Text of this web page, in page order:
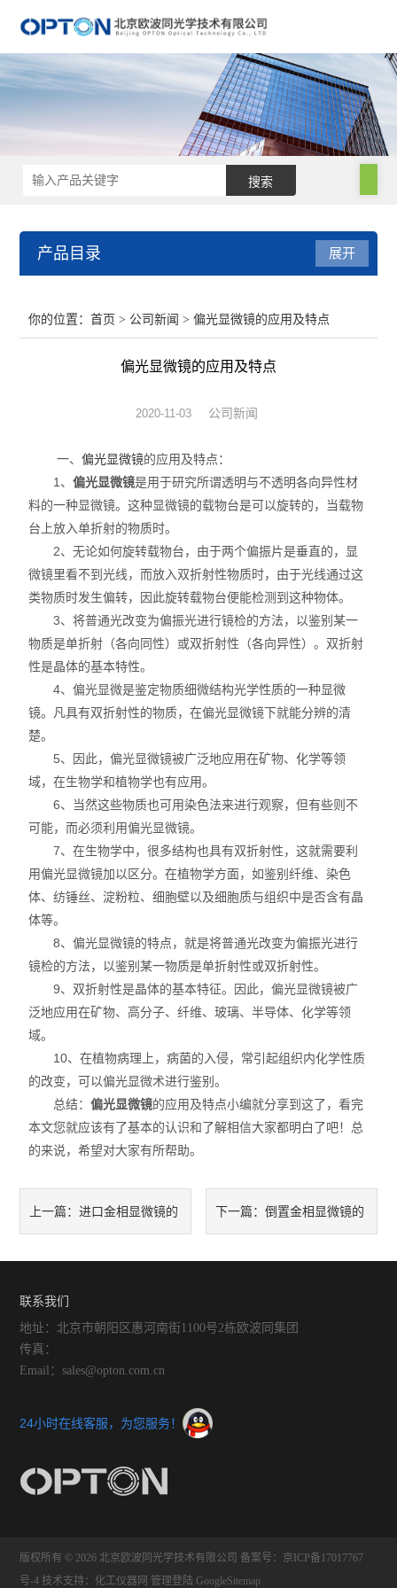
产品目录 展开
你的位置：首页 > 公司新闻 > 偏光显微镜的应用及特点
偏光显微镜的应用及特点
2020-11-03 公司新闻
一、偏光显微镜的应用及特点：
1、偏光显微镜是用于研究所谓透明与不透明各向异性材
料的一种显微镜。这种显微镜的载物台是可以旋转的，当载物
台上放入单折射的物质时。
2、无论如何旋转载物台，由于两个偏振片是垂直的，显
微镜里看不到光线，而放入双折射性物质时，由于光线通过这
类物质时发生偏转，因此旋转载物台便能检测到这种物体。
3、将普通光改变为偏振光进行镜检的方法，以鉴别某一
物质是单折射（各向同性）或双折射性（各向异性）。双折射
性是晶体的基本特性。
4、偏光显微是鉴定物质细微结构光学性质的一种显微
镜。凡具有双折射性的物质，在偏光显微镜下就能分辨的清
楚。
5、因此，偏光显微镜被广泛地应用在矿物、化学等领
域，在生物学和植物学也有应用。
6、当然这些物质也可用染色法来进行观察，但有些则不
可能，而必须利用偏光显微镜。
7、在生物学中，很多结构也具有双折射性，这就需要利
用偏光显微镜加以区分。在植物学方面，如鉴别纤维、染色
体、纺锤丝、淀粉粒、细胞壁以及细胞质与组织中是否含有晶
体等。
8、偏光显微镜的特点，就是将普通光改变为偏振光进行
镜检的方法，以鉴别某一物质是单折射性或双折射性。
9、双折射性是晶体的基本特征。因此，偏光显微镜被广
泛地应用在矿物、高分子、纤维、玻璃、半导体、化学等领
域。
10、在植物病理上，病菌的入侵，常引起组织内化学性质
的改变，可以偏光显微术进行鉴别。
总结：偏光显微镜的应用及特点小编就分享到这了，看完
本文您就应该有了基本的认识和了解相信大家都明白了吧！总
的来说，希望对大家有所帮助。
上一篇：进口金相显微镜的 下一篇： 倒置金相显微镜的
联系我们
地址：北京市朝阳区惠河南街1100号2栋欧波同集团
传真：
Email：sales@opton.com.cn
24小时在线客服，为您服务！
版权所有 © 2026 北京欧波同光学技术有限公司 备案号：京ICP备17017767
号-4 技术支持： 化工仪器网 管理登陆 GoogleSitemap